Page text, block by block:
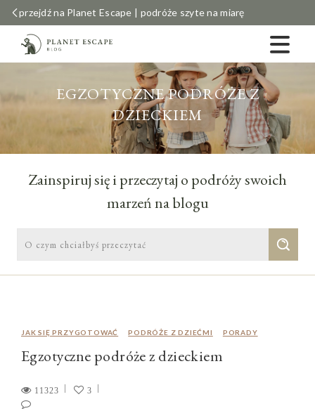
przejdź na Planet Escape | podróże szyte na miarę
EGZOTYCZNE PODRÓŻE Z
DZIECKIEM
Zainspiruj się i przeczytaj o podróży swoich
marzeń na blogu
JAK SIĘ PRZYGOTOWAĆ PODRÓŻE Z DZIEĆMI PORADY
Egzotyczne podróże z dzieckiem
11323 3